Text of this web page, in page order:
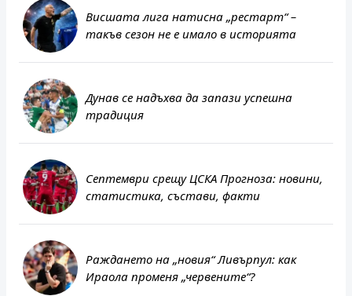
Висшата лига натисна „рестарт“ –
такъв сезон не е имало в историята
Дунав се надъхва да запази успешна
традиция
Септември срещу ЦСКА Прогноза: новини,
статистика, състави, факти
Раждането на „новия“ Ливърпул: как
Ираола променя „червените“?
Септември София
ЦСКА
А Група - България, 9 август 21:15